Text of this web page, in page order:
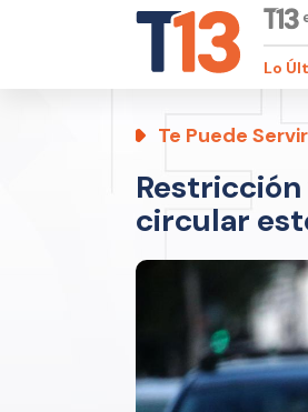
Lo
Te Puede Servir
circular